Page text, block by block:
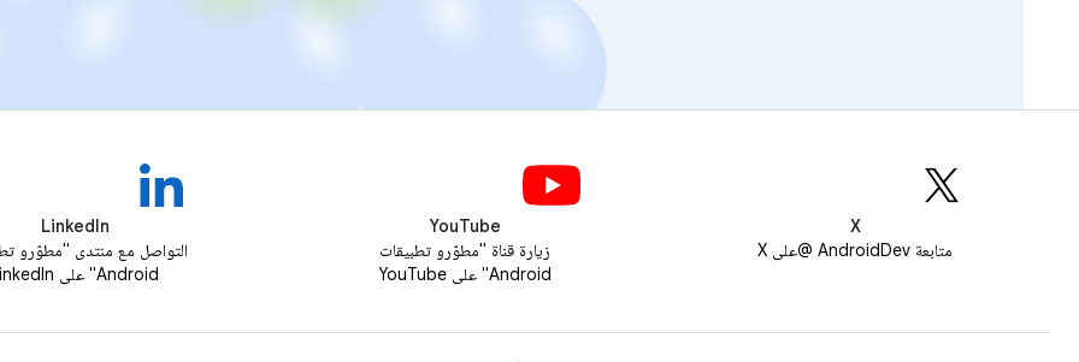
X
متابعة AndroidDev @على X
YouTube
زيارة قناة "مطوّرو تطبيقات
Android" على YouTube
LinkedIn
التواصل مع منتدى "مطوّرو
Android" على LinkedIn